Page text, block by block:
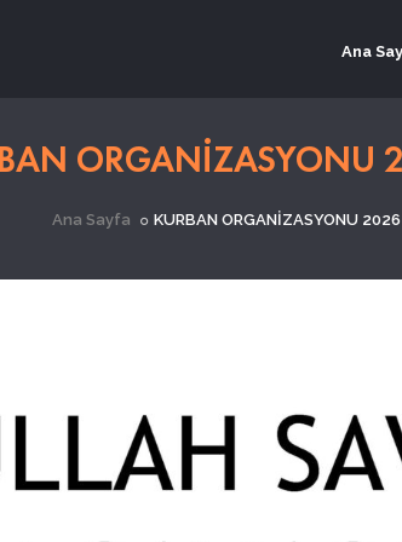
Ana
ORGANİZASYONU
Ana Sayfa KURBAN ORGANİZASYONU